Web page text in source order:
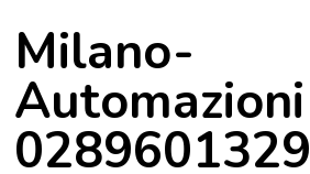
Milano-
Automazioni
0289601329